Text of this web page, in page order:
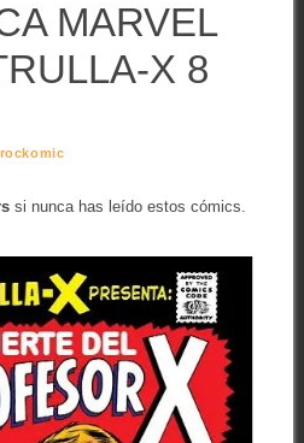
MARVEL
X 8
rockomic
si nunca has leído estos cómics.